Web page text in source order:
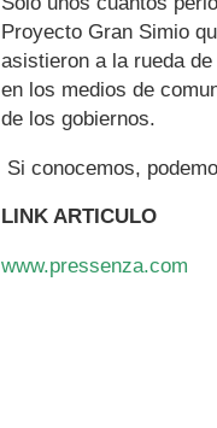
Proyecto Gran Simio
asistieron a la rueda
en los medios de
de los gobiernos.
Si conocemos,
LINK ARTICULO
www.pressenza.com